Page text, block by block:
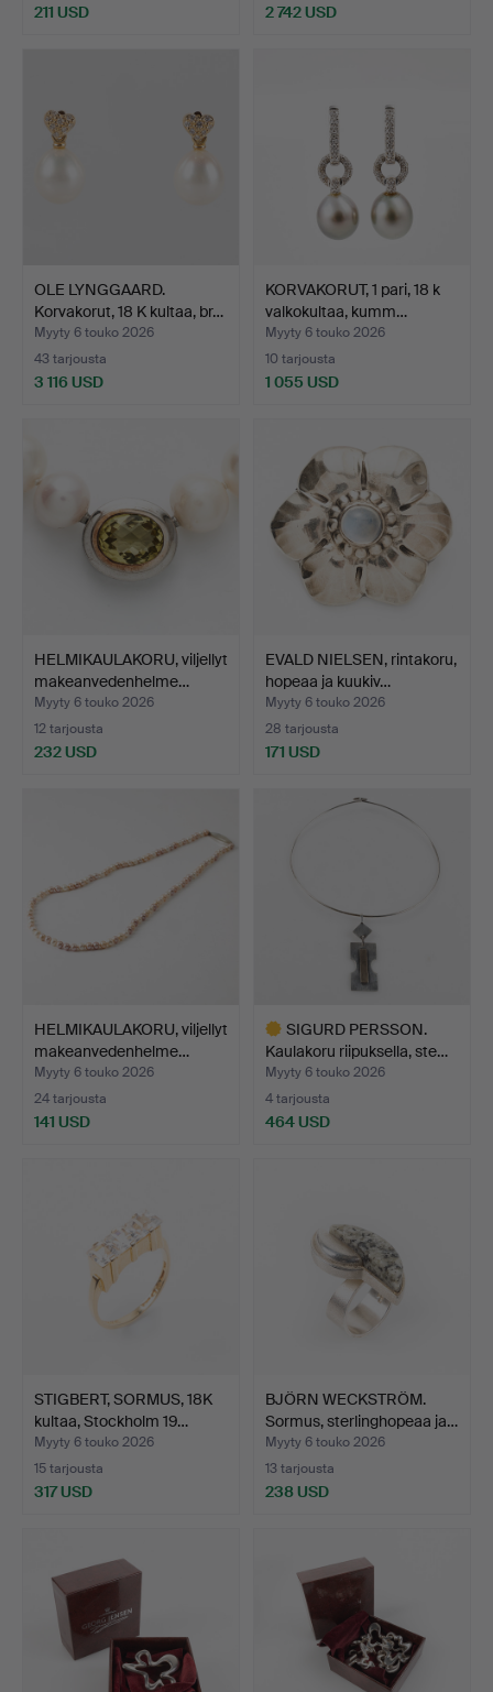
211 USD 2 742 USD
OLE LYNGGAARD.
Korvakorut, 18 K kultaa, br…
Myyty 6 touko 2026
43 tarjousta
3 116 USD
KORVAKORUT, 1 pari, 18 k
valkokultaa, kumm…
Myyty 6 touko 2026
10 tarjousta
1 055 USD
HELMIKAULAKORU, viljellyt
makeanvedenhelme…
Myyty 6 touko 2026
12 tarjousta
232 USD
EVALD NIELSEN, rintakoru,
hopeaa ja kuukiv…
Myyty 6 touko 2026
28 tarjousta
171 USD
HELMIKAULAKORU, viljellyt
makeanvedenhelme…
Myyty 6 touko 2026
24 tarjousta
141 USD
SIGURD PERSSON.
Kaulakoru riipuksella, ste…
Myyty 6 touko 2026
4 tarjousta
464 USD
STIGBERT, SORMUS, 18K
kultaa, Stockholm 19…
Myyty 6 touko 2026
15 tarjousta
317 USD
BJÖRN WECKSTRÖM.
Sormus, sterlinghopeaa ja…
Myyty 6 touko 2026
13 tarjousta
238 USD